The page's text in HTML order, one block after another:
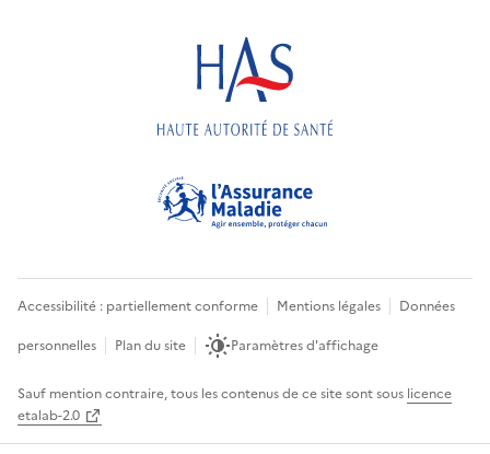
Accessibilité : partiellement conforme Mentions légales
Données
personnelles
Plan du site Paramètres d'affichage
Sauf mention contraire, tous les contenus de ce site sont sous licence
etalab-2.0